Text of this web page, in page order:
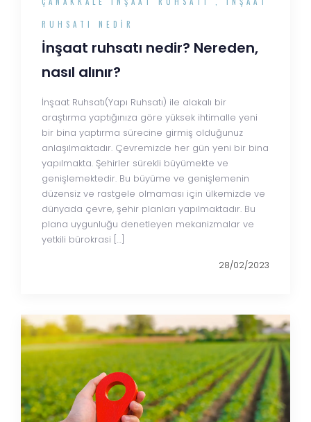
RUHSATI NEDIR
İnşaat ruhsatı nedir? Nereden,
nasıl alınır?
İnşaat Ruhsatı(Yapı Ruhsatı) ile alakalı bir
araştırma yaptığınıza göre yüksek ihtimalle yeni
bir bina yaptırma sürecine girmiş olduğunuz
anlaşılmaktadır. Çevremizde her gün yeni bir bina
yapılmakta. Şehirler sürekli büyümekte ve
genişlemektedir. Bu büyüme ve genişlemenin
düzensiz ve rastgele olmaması için ülkemizde ve
dünyada çevre, şehir planları yapılmaktadır. Bu
plana uygunluğu denetleyen mekanizmalar ve
yetkili bürokrasi […]
28/02/2023